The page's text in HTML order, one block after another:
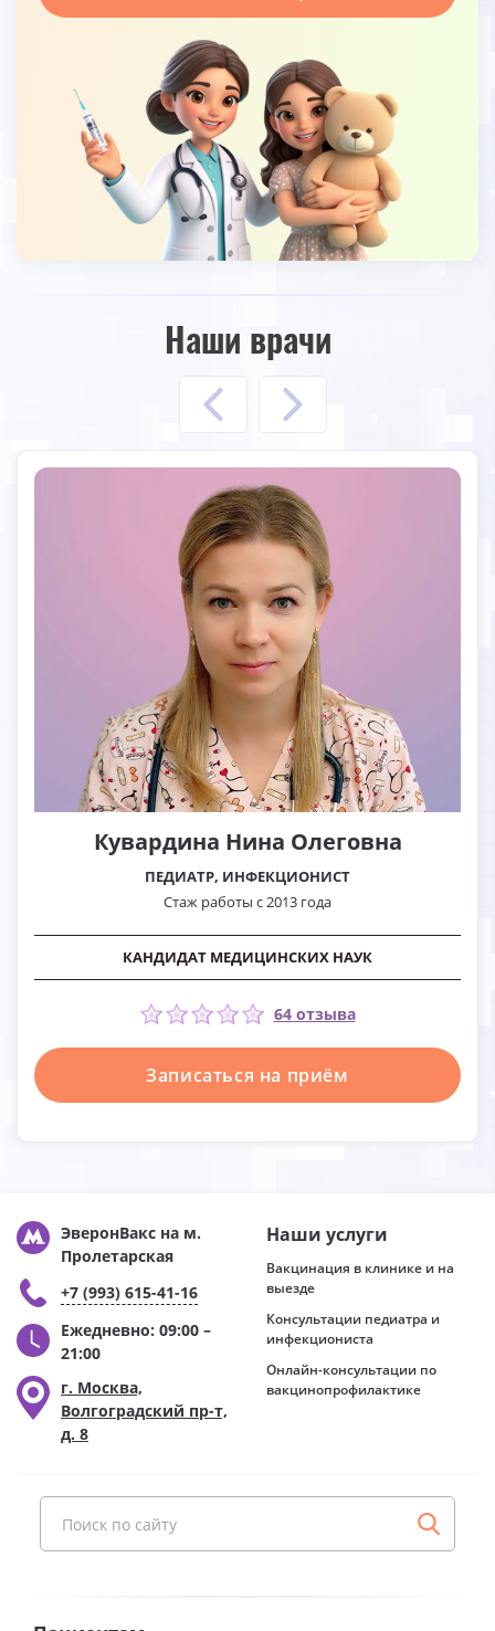
Наши врачи
Кувардина Нина Олеговна
ПЕДИАТР, ИНФЕКЦИОНИСТ
Стаж работы с 2013 года
КАНДИДАТ МЕДИЦИНСКИХ НАУК
64 отзыва
Записаться на приём
ЭверонВакс на м.
Пролетарская
+7 (993) 615-41-16
Ежедневно: 09:00 –
21:00
г. Москва,
Волгоградский пр-т,
д. 8
Наши услуги
Вакцинация в клинике и на
выезде
Консультации педиатра и
инфекциониста
Онлайн-консультации по
вакцинопрофилактике
Поиск по сайту